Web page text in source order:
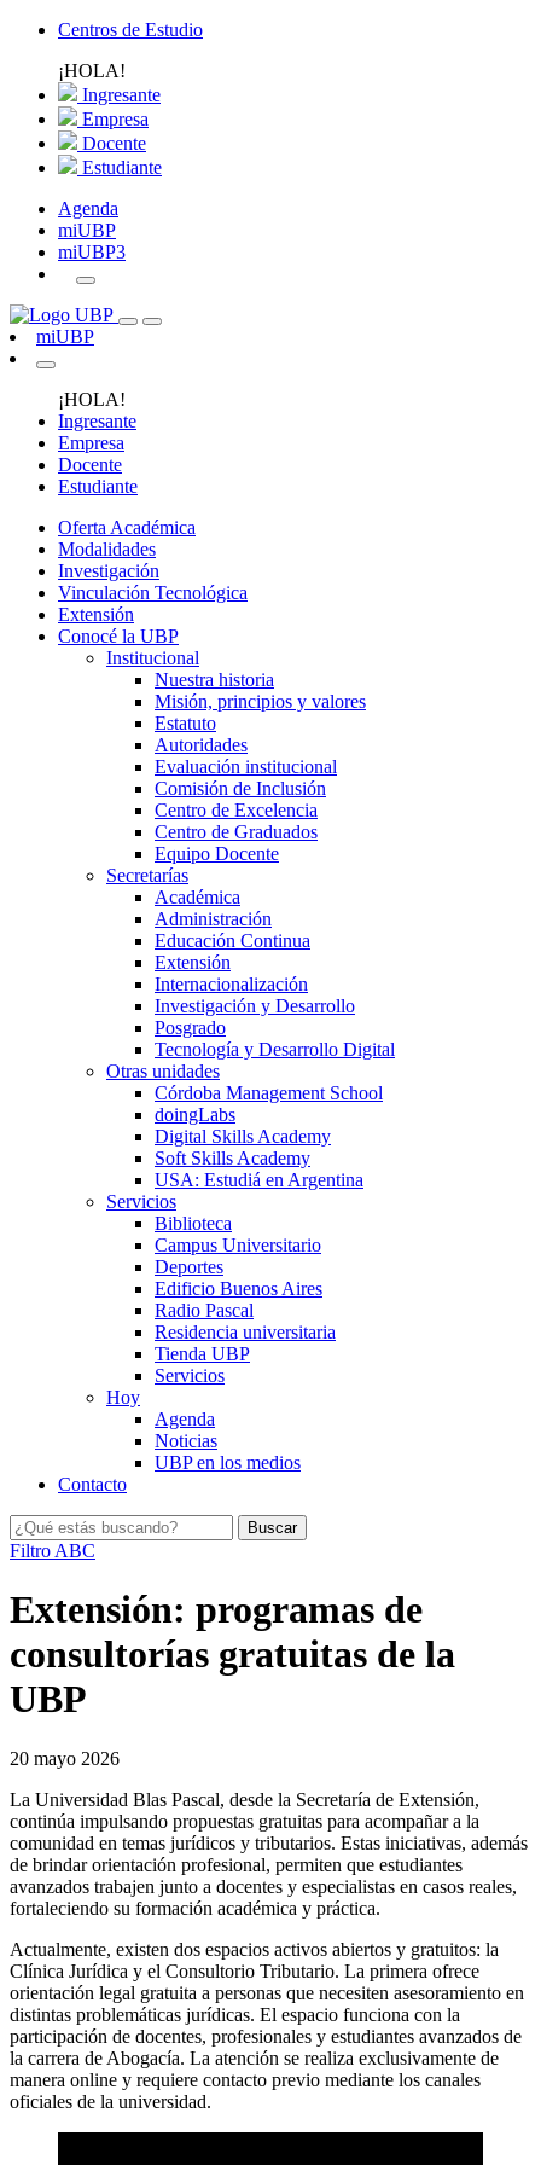
Centros de Estudio
¡HOLA!
Ingresante
Empresa
Docente
Estudiante
Agenda
miUBP
miUBP3
miUBP
¡HOLA!
Ingresante
Empresa
Docente
Estudiante
Oferta Académica
Modalidades
Investigación
Vinculación Tecnológica
Extensión
Conocé la UBP
Institucional
Nuestra historia
Misión, principios y valores
Estatuto
Autoridades
Evaluación institucional
Comisión de Inclusión
Centro de Excelencia
Centro de Graduados
Equipo Docente
Secretarías
Académica
Administración
Educación Continua
Extensión
Internacionalización
Investigación y Desarrollo
Posgrado
Tecnología y Desarrollo Digital
Otras unidades
Córdoba Management School
doingLabs
Digital Skills Academy
Soft Skills Academy
USA: Estudiá en Argentina
Servicios
Biblioteca
Campus Universitario
Deportes
Edificio Buenos Aires
Radio Pascal
Residencia universitaria
Tienda UBP
Servicios
Hoy
Agenda
Noticias
UBP en los medios
Contacto
Filtro ABC
Extensión: programas de
consultorías gratuitas de la
UBP
20 mayo 2026
La Universidad Blas Pascal, desde la Secretaría de Extensión,
continúa impulsando propuestas gratuitas para acompañar a la
comunidad en temas jurídicos y tributarios. Estas iniciativas, además
de brindar orientación profesional, permiten que estudiantes
avanzados trabajen junto a docentes y especialistas en casos reales,
fortaleciendo su formación académica y práctica.
Actualmente, existen dos espacios activos abiertos y gratuitos: la
Clínica Jurídica y el Consultorio Tributario. La primera ofrece
orientación legal gratuita a personas que necesiten asesoramiento en
distintas problemáticas jurídicas. El espacio funciona con la
participación de docentes, profesionales y estudiantes avanzados de
la carrera de Abogacía. La atención se realiza exclusivamente de
manera online y requiere contacto previo mediante los canales
oficiales de la universidad.